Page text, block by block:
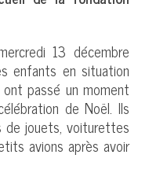
13 décembre
enfants en situation
passé un moment
de Noël. Ils
de jouets, voiturettes
avions après avoir